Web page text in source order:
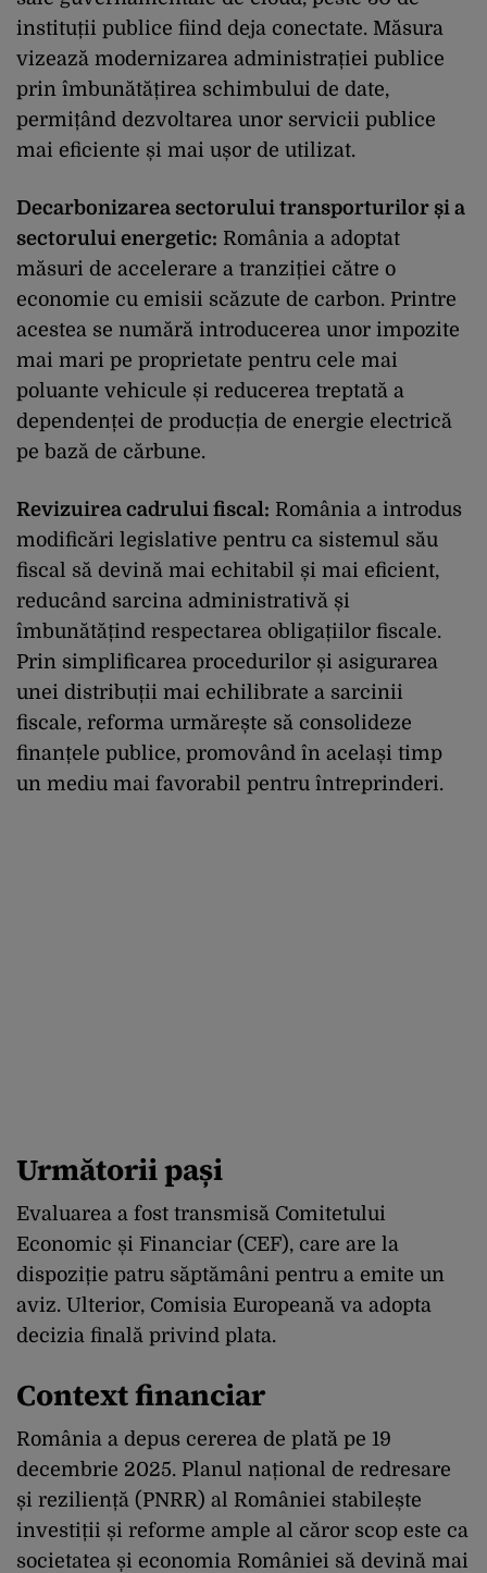
instituții publice fiind deja conectate. Măsura
vizează modernizarea administrației publice
prin îmbunătățirea schimbului de date,
permițând dezvoltarea unor servicii publice
mai eficiente și mai ușor de utilizat.
Decarbonizarea sectorului transporturilor și a
sectorului energetic: România a adoptat
măsuri de accelerare a tranziției către o
economie cu emisii scăzute de carbon. Printre
acestea se numără introducerea unor impozite
mai mari pe proprietate pentru cele mai
poluante vehicule și reducerea treptată a
dependenței de producția de energie electrică
pe bază de cărbune.
Revizuirea cadrului fiscal: România a introdus
modificări legislative pentru ca sistemul său
fiscal să devină mai echitabil și mai eficient,
reducând sarcina administrativă și
îmbunătățind respectarea obligațiilor fiscale.
Prin simplificarea procedurilor și asigurarea
unei distribuții mai echilibrate a sarcinii
fiscale, reforma urmărește să consolideze
finanțele publice, promovând în același timp
un mediu mai favorabil pentru întreprinderi.
Următorii pași
Evaluarea a fost transmisă Comitetului
Economic și Financiar (CEF), care are la
dispoziție patru săptămâni pentru a emite un
aviz. Ulterior, Comisia Europeană va adopta
decizia finală privind plata.
Context financiar
România a depus cererea de plată pe 19
decembrie 2025. Planul național de redresare
și reziliență (PNRR) al României stabilește
investiții și reforme ample al căror scop este ca
societatea și economia României să devină mai